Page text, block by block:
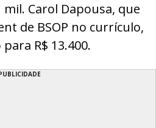
mil. Carol Dapousa, que
de BSOP no currículo,
R$ 13.400.